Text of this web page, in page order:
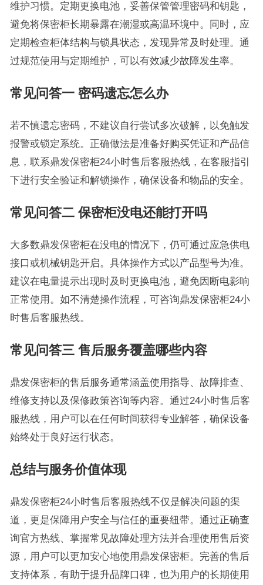
维护习惯。定期更换电池，妥善保管管理密码和钥匙，
避免将保密柜长期暴露在潮湿或高温环境中。同时，应
定期检查柜体结构与锁具状态，发现异常及时处理。通
过规范使用与定期维护，可以有效减少故障发生率。
常见问答一 密码遗忘怎么办
若不慎遗忘密码，不建议自行尝试多次破解，以免触发
报警或锁定系统。正确做法是准备好购买凭证和产品信
息，联系鼎发保密柜24小时售后客服热线，在客服指引
下进行安全验证和解锁操作，确保设备和物品的安全。
常见问答二 保密柜没电还能打开吗
大多数鼎发保密柜在没电的情况下，仍可通过应急供电
接口或机械钥匙开启。具体操作方式以产品型号为准。
建议在电量提示出现时及时更换电池，避免因断电影响
正常使用。如不清楚操作流程，可咨询鼎发保密柜24小
时售后客服热线。
常见问答三 售后服务覆盖哪些内容
鼎发保密柜的售后服务通常涵盖使用指导、故障排查、
维修支持以及保修政策咨询等内容。通过24小时售后客
服热线，用户可以在任何时间获得专业解答，确保设备
始终处于良好运行状态。
总结与服务价值体现
鼎发保密柜24小时售后客服热线不仅是解决问题的渠
道，更是保障用户安全与信任的重要纽带。通过正确查
询官方热线、掌握常见故障处理方法并合理使用售后资
源，用户可以更加安心地使用鼎发保密柜。完善的售后
支持体系，有助于提升品牌口碑，也为用户的长期使用